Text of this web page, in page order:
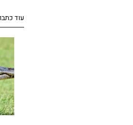
עוד